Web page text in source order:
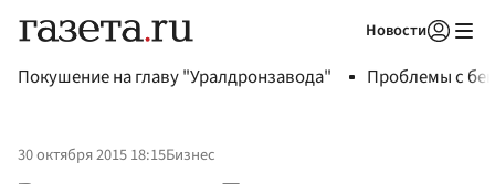
Новости
Покушение на главу "Уралдронзавода" Проблемы с
30 октября 2015 18:15Бизнес